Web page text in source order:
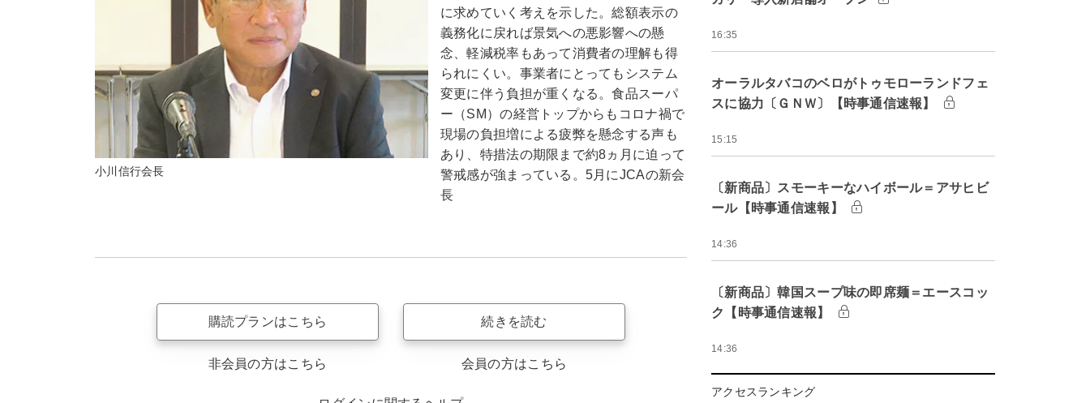
小川信行会長
に求めていく考えを示した。総額表示の
義務化に戻れば景気への悪影響への懸
念、軽減税率もあって消費者の理解も得
られにくい。事業者にとってもシステム
変更に伴う負担が重くなる。食品スーパ
ー（SM）の経営トップからもコロナ禍で
現場の負担増による疲弊を懸念する声も
あり、特措法の期限まで約8ヵ月に迫って
警戒感が強まっている。5月にJCAの新会
長
購読プランはこちら
非会員の方はこちら
続きを読む
会員の方はこちら
16:35
オーラルタバコのベロがトゥモローランドフェ
スに協力〔ＧＮＷ〕【時事通信速報】
15:15
〔新商品〕スモーキーなハイボール＝アサヒビ
ール【時事通信速報】
14:36
〔新商品〕韓国スープ味の即席麺＝エースコッ
ク【時事通信速報】
14:36
アクセスランキング